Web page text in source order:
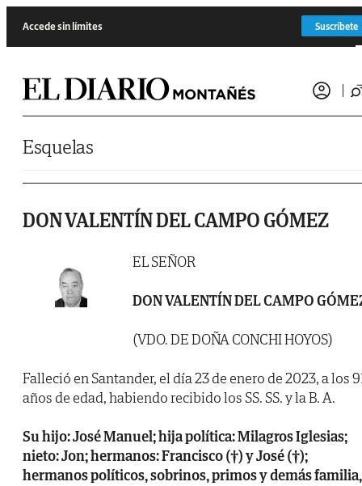
Accede sin límites Suscríbete
Esquelas
DON VALENTÍN DEL CAMPO GÓMEZ
EL SEÑOR
DON VALENTÍN DEL CAMPO
(VDO. DE DOÑA CONCHI HOYOS)
Falleció en Santander, el día 23 de enero de 2023, a los
años de edad, habiendo recibido los SS. SS. y la B. A.
Su hijo: José Manuel; hija política: Milagros Iglesias;
nieto: Jon; hermanos: Francisco (†) y José (†);
hermanos políticos, sobrinos, primos y demás familia,